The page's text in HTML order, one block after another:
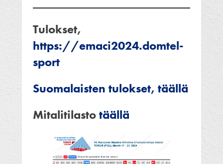
Tulokset,
https://emaci2024.domtel-
sport
Suomalaisten tulokset, täällä
Mitalitilastotäällä